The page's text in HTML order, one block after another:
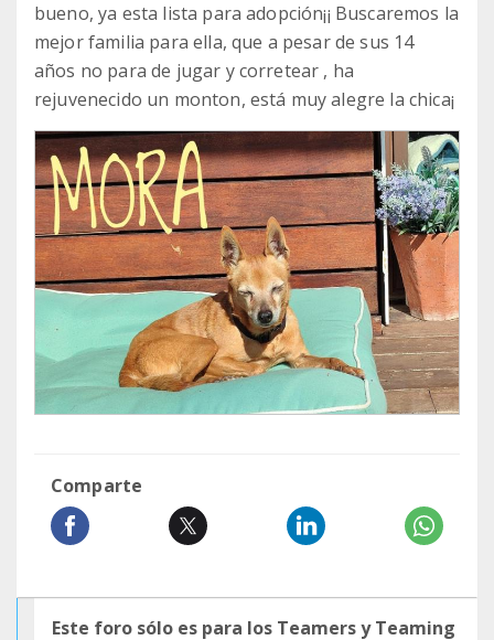
bueno, ya esta lista para adopción¡¡ Buscaremos la
mejor familia para ella, que a pesar de sus 14
años no para de jugar y corretear , ha
rejuvenecido un monton, está muy alegre la chica¡
Comparte
Este foro sólo es para los Teamers y Teaming